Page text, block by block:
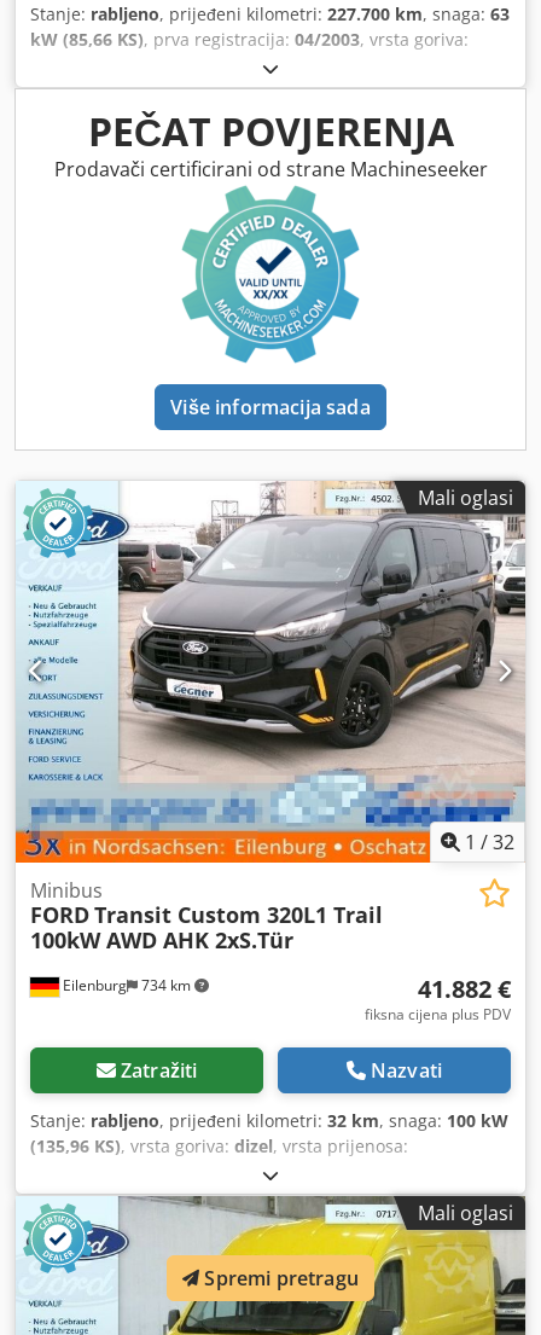
Stanje: rabljeno, prijeđeni kilometri: 227.700 km, snaga: 63
kW (85,66 KS), prva registracija: 04/2003, vrsta goriva:
1.050 kg
razmak:3.137 mm, boja:bijela, vrsta prijenosa:
mehanički, emisijska klasa:Euro 3 , broj sjedala: , duljina
prostora za utovar: 3.150 mm, širina utovarnog prostora:
2.050 mm, Godina proizvodnje:2003,
PEČAT POVJERENJA
Prodavači certificirani od strane Machineseeker
Više informacija sada
Mali oglasi
1 /32
Eilenburg 734 km
Minibus
FORDTransit Custom 320L1 Trail
100kW AWD AHK 2xS.Tür
41.882 €
fiksna cijena plus PDV
Zatražiti Nazvati
Stanje: rabljeno, prijeđeni kilometri: 32 km, snaga: 100 kW
(135,96 KS), vrsta goriva: dizel, vrsta prijenosa:
3.250 kg
08/2026, boja:crna, broj sjedala:9, ukupna duljina:5.050
mm, ukupna širina: 2.275 mm, ukupna visina: 2.005 mm,
Oprema:ABS, elektronički program stabilnosti (ESP),
filtar čestica, klima uređaj, navigacijski sustav, pogon na
sva četiri kotača, središnje zaključavanje,
Mali oglasi
Spremi pretragu